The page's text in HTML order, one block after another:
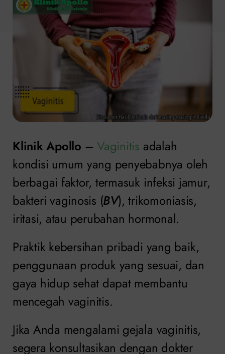
Klinik Apollo –Vaginitis adalah
kondisi umum yang penyebabnya oleh
berbagai faktor, termasuk infeksi jamur,
bakteri vaginosis (BV), trikomoniasis,
iritasi, atau perubahan hormonal.
Praktik kebersihan pribadi yang baik,
penggunaan produk yang sesuai, dan
gaya hidup sehat dapat membantu
mencegah vaginitis.
Jika Anda mengalami gejala vaginitis,
segera konsultasikan dengan dokter